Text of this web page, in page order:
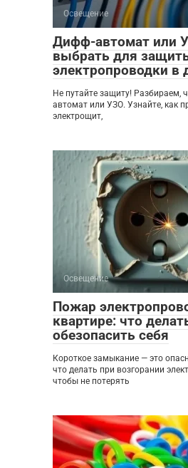
Освещение
Дифф-автомат или
выбрать для
электропроводки в
Не путайте защиту! Разбираем,
автомат или УЗО. Узнайте, как
электрощит,
Освещение
Пожар
квартире: что
обезопасить себя
Короткое замыкание — это
что делать при возгорании
чтобы не потерять